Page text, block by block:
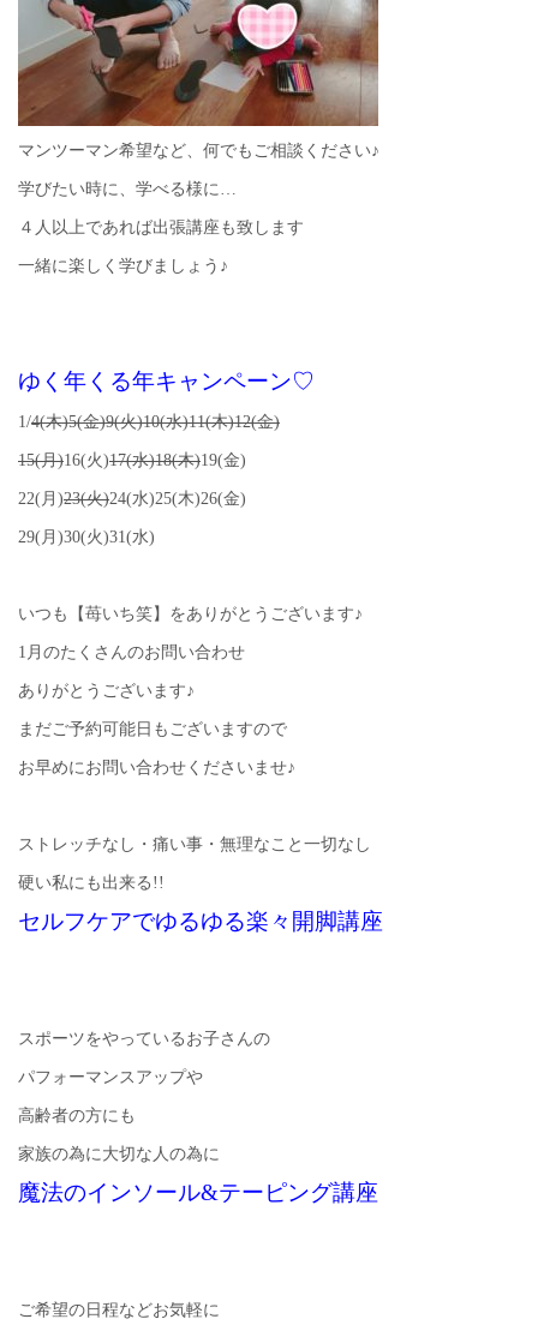
マンツーマン希望など、何でもご相談ください♪
学びたい時に、学べる様に…
４人以上であれば出張講座も致します
一緒に楽しく学びましょう♪
ゆく年くる年キャンペーン♡
1/4(木)5(金)9(火)10(水)11(木)12(金)
15(月)16(火)17(水)18(木)19(金)
22(月)23(火)24(水)25(木)26(金)
29(月)30(火)31(水)
いつも【苺いち笑】をありがとうございます♪
1月のたくさんのお問い合わせ
ありがとうございます♪
まだご予約可能日もございますので
お早めにお問い合わせくださいませ♪
ストレッチなし・痛い事・無理なこと一切なし
硬い私にも出来る!!
セルフケアでゆるゆる楽々開脚講座
スポーツをやっているお子さんの
パフォーマンスアップや
高齢者の方にも
家族の為に大切な人の為に
魔法のインソール&テーピング講座
ご希望の日程などお気軽に